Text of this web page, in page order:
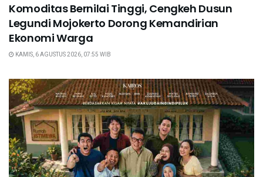
Komoditas Bernilai Tinggi, Cengkeh Dusun
Legundi Mojokerto Dorong Kemandirian
Ekonomi Warga
KAMIS, 6 AGUSTUS 2026, 07:55 WIB